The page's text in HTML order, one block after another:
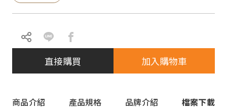
直接購買 加入購物車
商品介紹 產品規格 品牌介紹 檔案下載